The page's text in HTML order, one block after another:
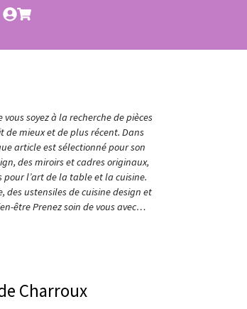
soyez à la recherche de pièces
de mieux et de plus récent. Dans
article est sélectionné pour son
des miroirs et cadres originaux,
pour l’art de la table et la cuisine.
ustensiles de cuisine design et
être Prenez soin de vous avec…
Charroux